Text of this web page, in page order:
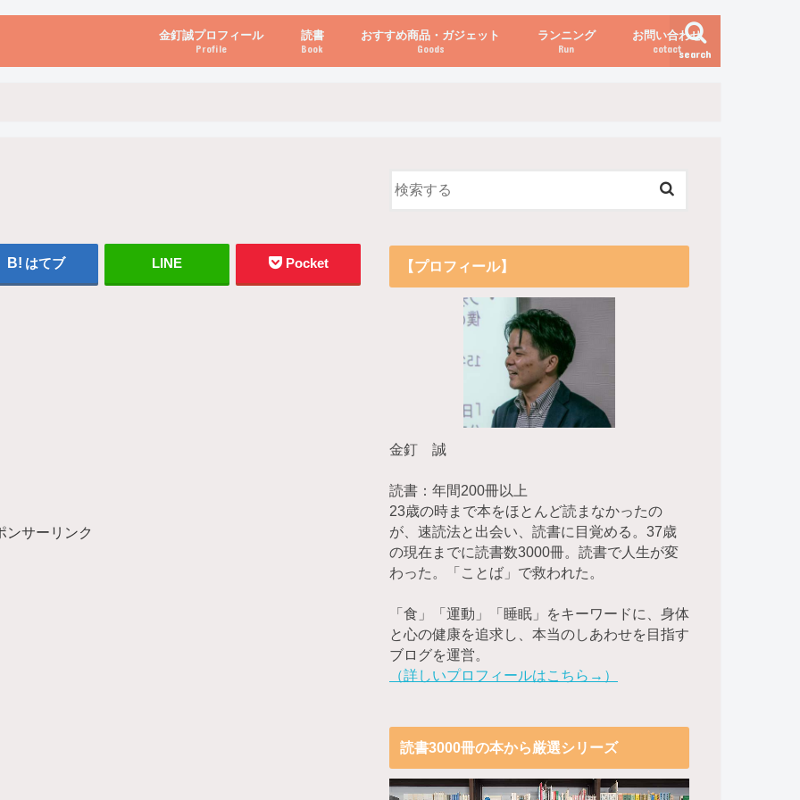
search
金釘誠プロフィール
Profile
読書
Book
おすすめ商品・ガジェット
Goods
ランニング
Run
お問い合わせ
cotact
はてブ LINE Pocket
ンサーリンク
【プロフィール】
金釘 誠
読書：年間200冊以上
23歳の時まで本をほとんど読まなかったの
が、速読法と出会い、読書に目覚める。37歳
の現在までに読書数3000冊。読書で人生が変
わった。「ことば」で救われた。
「食」「運動」「睡眠」をキーワードに、身体
と心の健康を追求し、本当のしあわせを目指す
ブログを運営。
（詳しいプロフィールはこちら→）
読書3000冊の本から厳選シリーズ